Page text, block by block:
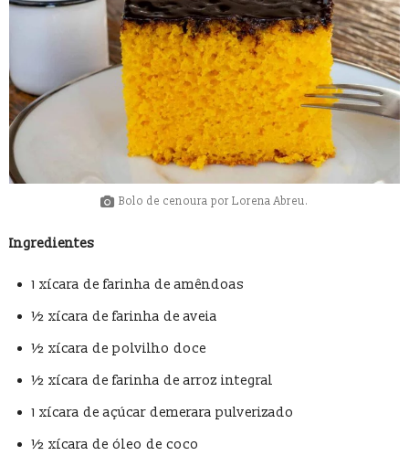
Bolo de cenoura por Lorena Abreu.
Ingredientes
1 xícara de farinha de amêndoas
½ xícara de farinha de aveia
½ xícara de polvilho doce
½ xícara de farinha de arroz integral
1 xícara de açúcar demerara pulverizado
½ xícara de óleo de coco